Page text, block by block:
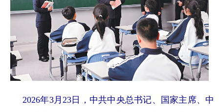
2026年3月23日，中共中央总书记、国家主席、中